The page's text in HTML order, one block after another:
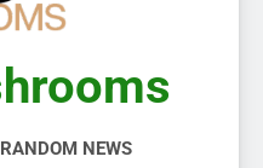
RANDOM NEWS